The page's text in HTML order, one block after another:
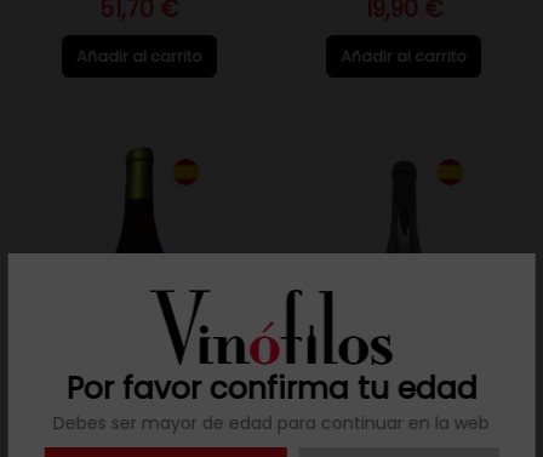
Por favor confirma tu edad
Debes ser mayor de edad para continuar en la web
51,70 €
Añadir al carrito
19,90 €
Añadir al carrito